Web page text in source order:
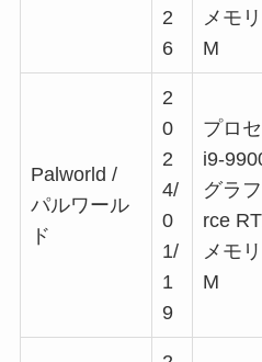
2
6
メモ
M
Palworld /
パルワール
ド
2
0
2
4/
0
1/
1
9
プロ
i9-
グラ
rce
メモ
M